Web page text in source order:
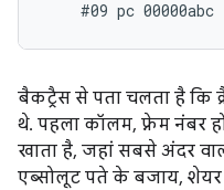
बैकट्रैस से पता चलता है कि
थे. पहला कॉलम, फ़्रेम नंबर
खाता है, जहां सबसे अंदर
एब्सोलूट पते के बजाय, शेयर